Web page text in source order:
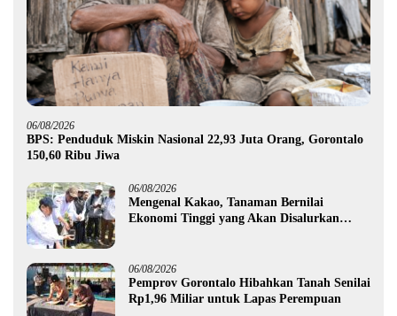
06/08/2026
BPS: Penduduk Miskin Nasional 22,93 Juta Orang, Gorontalo
150,60 Ribu Jiwa
06/08/2026
Mengenal Kakao, Tanaman Bernilai
Ekonomi Tinggi yang Akan Disalurkan
06/08/2026
Pemprov Gorontalo Hibahkan Tanah Senilai
Rp1,96 Miliar untuk Lapas Perempuan